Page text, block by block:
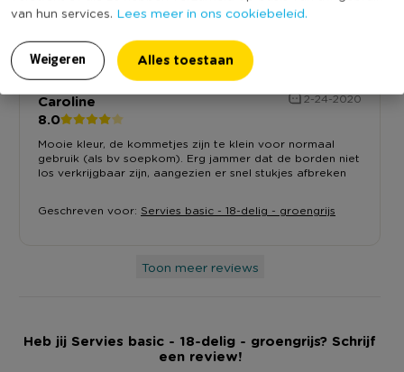
van hun services. Lees meer in ons cookiebeleid.
Weigeren Alles toestaan
7.2
Caroline 2-24-2020
8.0
Mooie kleur, de kommetjes zijn te klein voor normaal
gebruik (als bv soepkom). Erg jammer dat de borden niet
los verkrijgbaar zijn, aangezien er snel stukjes afbreken
Geschreven voor: Servies basic - 18-delig - groengrijs
Toon meer reviews
Heb jij Servies basic - 18-delig - groengrijs? Schrijf
een review!